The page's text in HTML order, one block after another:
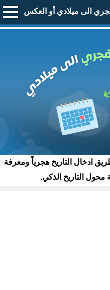
الى ميلادي أو العكس
ادخال التاريخ هجرياً ومعرفة
محول التاريخ الذكي.